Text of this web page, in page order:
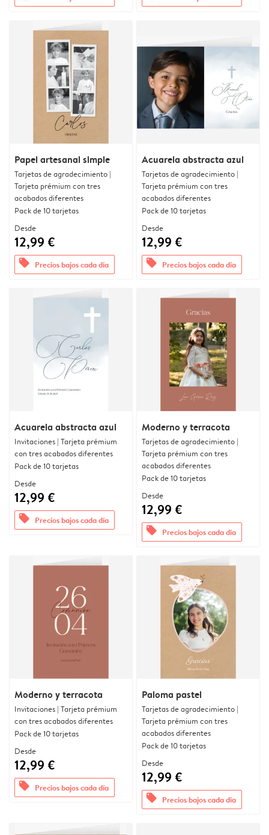
Papel artesanal simple
Tarjetas de agradecimiento |
Tarjeta prémium con tres
acabados diferentes
Pack de 10 tarjetas
Desde
12,99 €
offers Precios bajos cada día
Acuarela abstracta azul
Tarjetas de agradecimiento |
Tarjeta prémium con tres
acabados diferentes
Pack de 10 tarjetas
Desde
12,99 €
offers Precios bajos cada día
Acuarela abstracta azul
Invitaciones | Tarjeta prémium
con tres acabados diferentes
Pack de 10 tarjetas
Desde
12,99 €
offers Precios bajos cada día
Moderno y terracota
Tarjetas de agradecimiento |
Tarjeta prémium con tres
acabados diferentes
Pack de 10 tarjetas
Desde
12,99 €
offers Precios bajos cada día
Moderno y terracota
Invitaciones | Tarjeta prémium
con tres acabados diferentes
Pack de 10 tarjetas
Desde
12,99 €
offers Precios bajos cada día
Paloma pastel
Tarjetas de agradecimiento |
Tarjeta prémium con tres
acabados diferentes
Pack de 10 tarjetas
Desde
12,99 €
offers Precios bajos cada día